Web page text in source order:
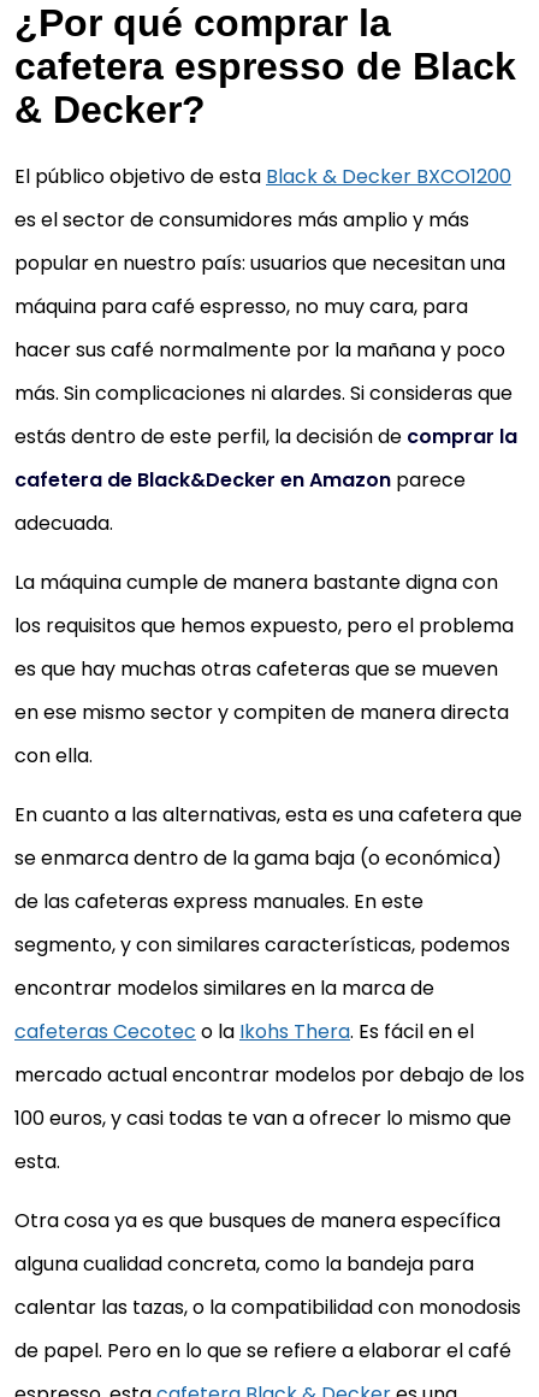
¿Por qué comprar la
cafetera espresso de Black
& Decker?
El público objetivo de esta Black & Decker BXCO1200
es el sector de consumidores más amplio y más
popular en nuestro país: usuarios que necesitan una
máquina para café espresso, no muy cara, para
hacer sus café normalmente por la mañana y poco
más. Sin complicaciones ni alardes. Si consideras que
estás dentro de este perfil, la decisión de comprar la
cafetera de Black&Decker en Amazon parece
adecuada.
La máquina cumple de manera bastante digna con
los requisitos que hemos expuesto, pero el problema
es que hay muchas otras cafeteras que se mueven
en ese mismo sector y compiten de manera directa
con ella.
En cuanto a las alternativas, esta es una cafetera que
se enmarca dentro de la gama baja (o económica)
de las cafeteras express manuales. En este
segmento, y con similares características, podemos
encontrar modelos similares en la marca de
cafeteras Cecotec o la Ikohs Thera. Es fácil en el
mercado actual encontrar modelos por debajo de los
100 euros, y casi todas te van a ofrecer lo mismo que
esta.
Otra cosa ya es que busques de manera específica
alguna cualidad concreta, como la bandeja para
calentar las tazas, o la compatibilidad con monodosis
de papel. Pero en lo que se refiere a elaborar el café